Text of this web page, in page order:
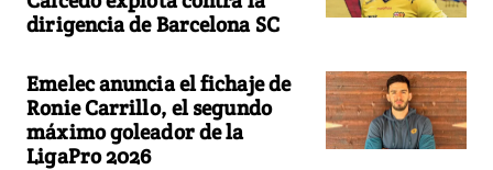
dirigencia de Barcelona SC
Emelec anuncia el fichaje de
Ronie Carrillo, el segundo
máximo goleador de la
LigaPro 2026